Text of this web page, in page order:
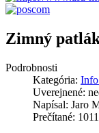
Zimný
Podrobnosti
Kategória:
Uverejnené:
Napísal: Jaro
Prečítané: